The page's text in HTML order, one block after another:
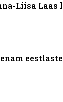
Liisa Laas